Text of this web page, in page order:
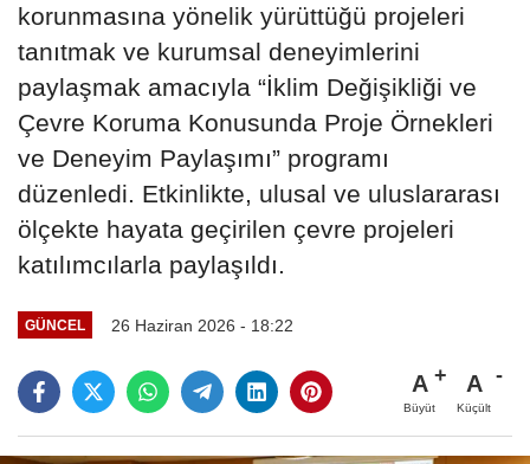
korunmasına yönelik yürüttüğü projeleri
tanıtmak ve kurumsal deneyimlerini
paylaşmak amacıyla “İklim Değişikliği ve
Çevre Koruma Konusunda Proje Örnekleri
ve Deneyim Paylaşımı” programı
düzenledi. Etkinlikte, ulusal ve uluslararası
ölçekte hayata geçirilen çevre projeleri
katılımcılarla paylaşıldı.
GÜNCEL 26 Haziran 2026 - 18:22
A
Büyüt
A
Küçült